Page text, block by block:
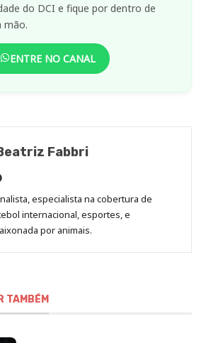
do DCI e fique por dentro de
mão.
ENTRE NO CANAL
Fabbri
Site
de
Beatriz
Fabbri
especialista na cobertura de
internacional, esportes, e
por animais.
TAMBÉM